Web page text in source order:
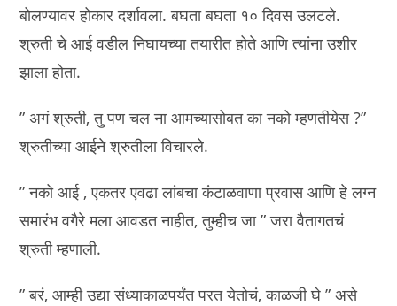
बोलण्यावर होकार दर्शावला. बघता बघता १० दिवस उलटले.
श्रुती चे आई वडील निघायच्या तयारीत होते आणि त्यांना उशीर
झाला होता.
” अगं श्रुती, तु पण चल ना आमच्यासोबत का नको म्हणतीयेस ?”
श्रुतीच्या आईने श्रुतीला विचारले.
” नको आई , एकतर एवढा लांबचा कंटाळवाणा प्रवास आणि हे लग्न
समारंभ वगैरे मला आवडत नाहीत, तुम्हीच जा ” जरा वैतागतचं
श्रुती म्हणाली.
” बरं, आम्ही उद्या संध्याकाळपर्यंत परत येतोचं, काळजी घे ” असे